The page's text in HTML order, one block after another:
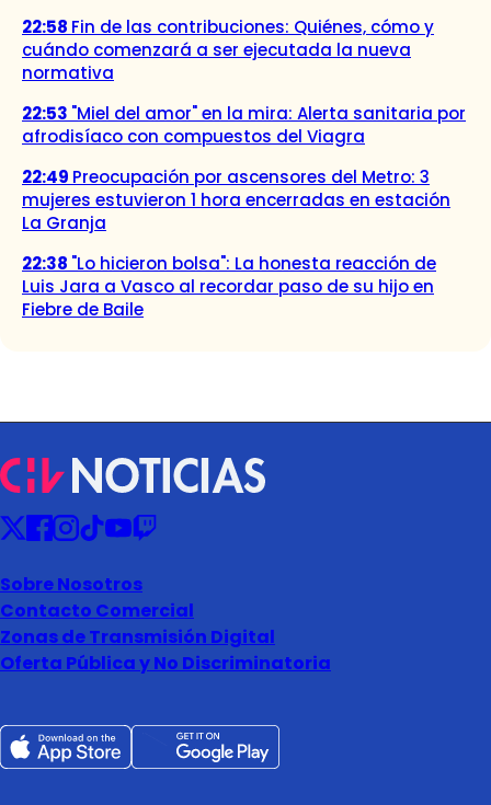
22:58 Fin de las contribuciones: Quiénes, cómo y
cuándo comenzará a ser ejecutada la nueva
normativa
22:53 "Miel del amor" en la mira: Alerta sanitaria por
afrodisíaco con compuestos del Viagra
22:49 Preocupación por ascensores del Metro: 3
mujeres estuvieron 1 hora encerradas en estación
La Granja
22:38 "Lo hicieron bolsa": La honesta reacción de
Luis Jara a Vasco al recordar paso de su hijo en
Fiebre de Baile
Sobre Nosotros
Contacto Comercial
Zonas de Transmisión Digital
Oferta Pública y No Discriminatoria